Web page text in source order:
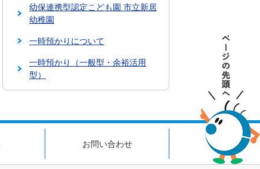
幼保連携型認定こども園 市立新居
幼稚園
一時預かりについて
一時預かり（一般型・余裕活用
型）
お問い合わせ